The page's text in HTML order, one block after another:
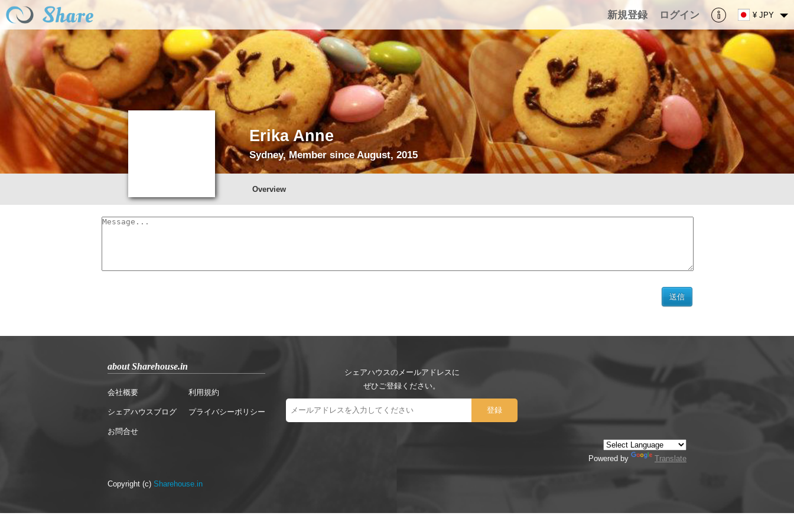
新規登録 ログイン ¥ JPY
Erika Anne
Sydney, Member since August, 2015
Overview
about Sharehouse.in
会社概要
シェアハウスブログ
お問合せ
利用規約
プライバシーポリシー
シェアハウスのメールアドレスに
ぜひご登録ください。
Powered by Translate
Copyright (c) Sharehouse.in